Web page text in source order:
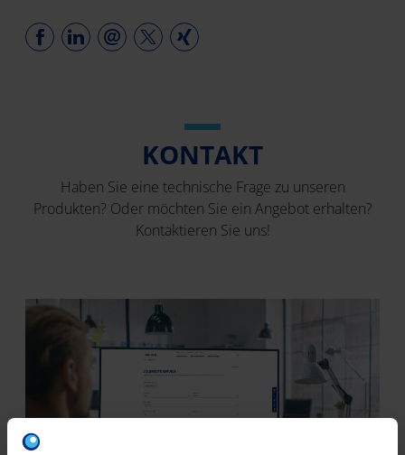
KONTAKT
Haben Sie eine technische Frage zu unseren
Produkten? Oder möchten Sie ein Angebot erhalten?
Kontaktieren Sie uns!